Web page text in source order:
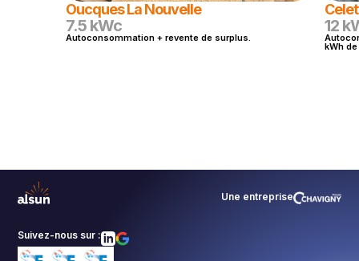
Oucques La Nouvelle
7.5 kWc
Autoconsommation + revente de surplus.
12
kWh
Une entreprise
Suivez-nous sur :